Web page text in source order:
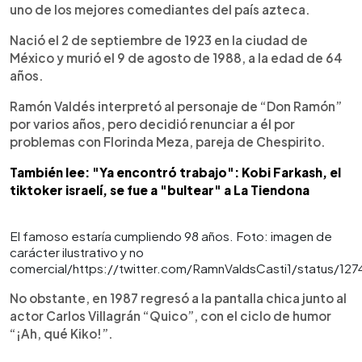
uno de los mejores comediantes del país azteca.
Nació el 2 de septiembre de 1923 en la ciudad de
México y murió el 9 de agosto de 1988, a la edad de 64
años.
Ramón Valdés interpretó al personaje de “Don Ramón”
por varios años, pero decidió renunciar a él por
problemas con Florinda Meza, pareja de Chespirito.
También lee: "Ya encontró trabajo": Kobi Farkash, el
tiktoker israelí, se fue a "bultear" a La Tiendona
El famoso estaría cumpliendo 98 años. Foto: imagen de
carácter ilustrativo y no
comercial/https://twitter.com/RamnValdsCasti1/status/
No obstante, en 1987 regresó a la pantalla chica junto al
actor Carlos Villagrán “Quico”, con el ciclo de humor
“¡Ah, qué Kiko!”.